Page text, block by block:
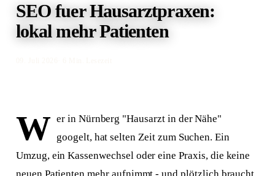
SEO fuer Hausarztpraxen:
lokal mehr Patienten
W
er in Nürnberg "Hausarzt in der Nähe"
googelt, hat selten Zeit zum Suchen. Ein
Umzug, ein Kassenwechsel oder eine Praxis, die keine